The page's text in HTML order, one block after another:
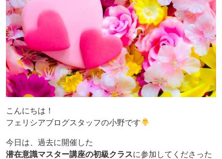
こんにちは！
フェリシアブログスタッフの小野です
今日は、過去に開催した
潜在意識マスター講座の初級クラスに参加してくださった